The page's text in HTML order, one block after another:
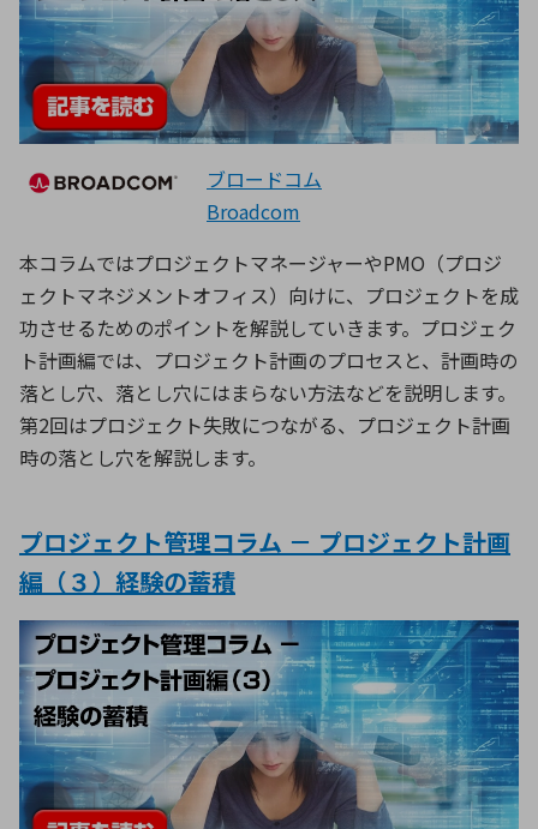
ブロードコム
Broadcom
本コラムではプロジェクトマネージャーやPMO（プロジ
ェクトマネジメントオフィス）向けに、プロジェクトを成
功させるためのポイントを解説していきます。プロジェク
ト計画編では、プロジェクト計画のプロセスと、計画時の
落とし穴、落とし穴にはまらない方法などを説明します。
第2回はプロジェクト失敗につながる、プロジェクト計画
時の落とし穴を解説します。
プロジェクト管理コラム － プロジェクト計画
編（３）経験の蓄積